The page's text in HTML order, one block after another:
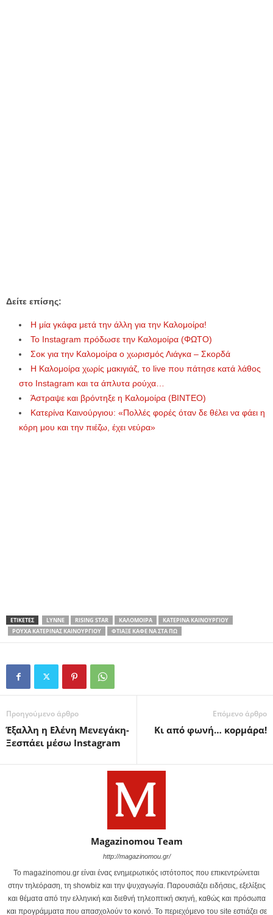
Δείτε επίσης:
H μία γκάφα μετά την άλλη για την Καλομοίρα!
To Instagram πρόδωσε την Καλομοίρα (ΦΩΤΟ)
Σοκ για την Καλομοίρα ο χωρισμός Λιάγκα – Σκορδά
Η Καλομοίρα χωρίς μακιγιάζ, το live που πάτησε κατά λάθος
στο Instagram και τα άπλυτα ρούχα…
Άστραψε και βρόντηξε η Καλομοίρα (ΒΙΝΤΕΟ)
Κατερίνα Καινούργιου: «Πολλές φορές όταν δε θέλει να φάει η
κόρη μου και την πιέζω, έχει νεύρα»
ΕΤΙΚΕΤΕΣ LYNNE RISING STAR ΚΑΛΟΜΟΊΡΑ
ΚΑΤΕΡΊΝΑ ΚΑΙΝΟΎΡΓΙΟΥ
ΡΟΎΧΑ ΚΑΤΕΡΊΝΑΣ ΚΑΙΝΟΎΡΓΙΟΥ
ΦΤΙΆΞΕ ΚΑΦΈ ΝΑ ΣΤΑ ΠΩ
Προηγούμενο άρθρο
Έξαλλη η Ελένη Μενεγάκη-
Ξεσπάει μέσω Instagram
Επόμενο άρθρο
Κι από φωνή… κορμάρα!
Magazinomou Team
http://magazinomou.gr/
Το magazinomou.gr είναι ένας ενημερωτικός ιστότοπος που επικεντρώνεται
στην τηλεόραση, τη showbiz και την ψυχαγωγία. Παρουσιάζει ειδήσεις, εξελίξεις
και θέματα από την ελληνική και διεθνή τηλεοπτική σκηνή, καθώς και πρόσωπα
και προγράμματα που απασχολούν το κοινό. Το περιεχόμενο του site εστιάζει σε